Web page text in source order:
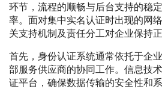
环节，流程的顺畅与后台支持的稳
率。面对集中实名认证时出现的网
关支持机制及责任分工对企业保持
首先，身份认证系统通常依托于企
部服务供应商的协同工作。信息技
证平台，确保数据传输的安全性和